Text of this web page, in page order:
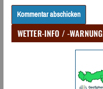
WETTER-INFO / -WARNUNG